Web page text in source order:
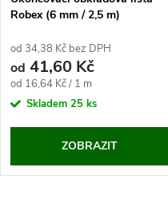
Robex (6 mm / 2,5 m)
od 34,38 Kč bez DPH
od 41,60 Kč
Měrná
cena:
od 16,64 Kč / 1 m
Skladem 25 ks
ZOBRAZIT